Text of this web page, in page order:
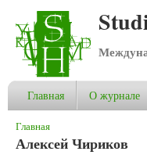
Главная О журнале
Вы здесь
Главная
Алексей Чириков